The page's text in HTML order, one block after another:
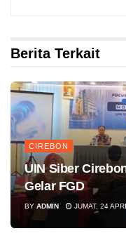
Berita Terkait
CIREBON
UIN Siber
Gelar FGD
BY ADMIN JUMAT, 24